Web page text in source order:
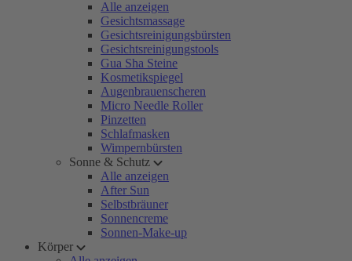
Alle anzeigen
Gesichtsmassage
Gesichtsreinigungsbürsten
Gesichtsreinigungstools
Gua Sha Steine
Kosmetikspiegel
Augenbrauenscheren
Micro Needle Roller
Pinzetten
Schlafmasken
Wimpernbürsten
Sonne & Schutz
Alle anzeigen
After Sun
Selbstbräuner
Sonnencreme
Sonnen-Make-up
Körper